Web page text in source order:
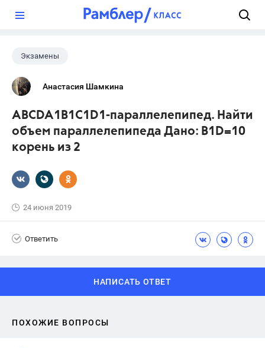
Экзамены
Анастасия Шамкина
ABCDA1B1C1D1-параллелепипед. Найти
объем параллелепипеда Дано: B1D=10
корень из 2
24 июня 2019
Ответить
НАПИСАТЬ ОТВЕТ
ПОХОЖИЕ ВОПРОСЫ